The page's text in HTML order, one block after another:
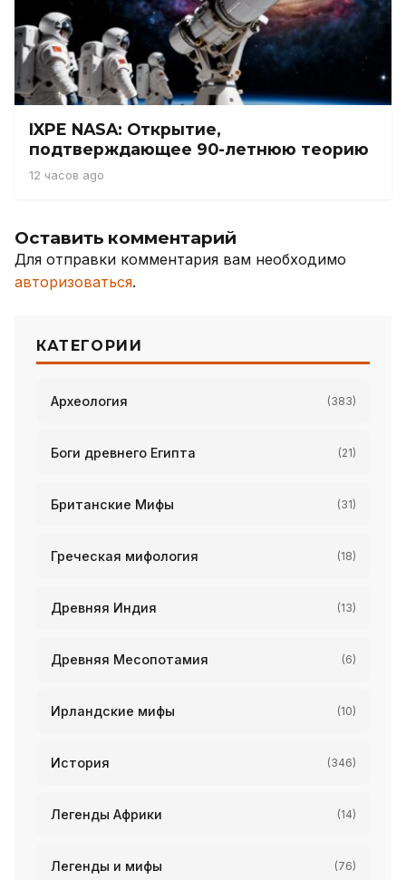
IXPE NASA: Открытие,
подтверждающее 90-летнюю теорию
12 часов ago
Оставить комментарий
Для отправки комментария вам необходимо
авторизоваться.
КАТЕГОРИИ
Археология (383)
Боги древнего Египта (21)
Британские Мифы (31)
Греческая мифология (18)
Древняя Индия (13)
Древняя Месопотамия (6)
Ирландские мифы (10)
История (346)
Легенды Африки (14)
Легенды и мифы (76)